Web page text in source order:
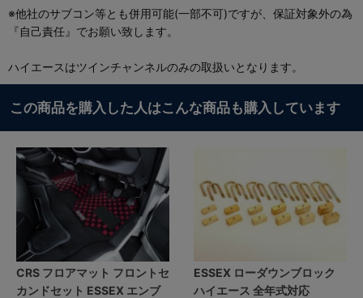
※他社のサブコン等とも併用可能(一部不可)ですが、保証対象外の為
『自己責任』でお願い致します。
ハイエースはツインチャンネルのみの取扱いとなります。
この商品を購入した人はこんな商品も購入しています
CRS フロアマット フロントセ
カンドセット ESSEX エンブ
ESSEX ローダウンブロック
ハイエース 全年式対応